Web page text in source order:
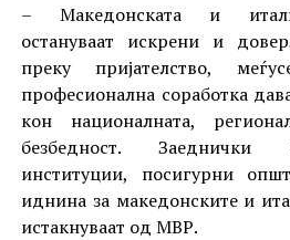
– Македонската и
остануваат искрени и
преку пријателство,
професионална соработка
кон националната,
безбедност. Заеднички
институции, посигурни
иднина за македонските и
истакнуваат од МВР.